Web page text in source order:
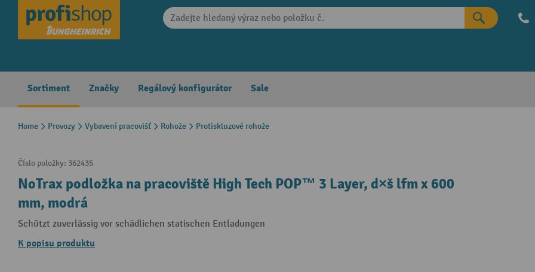
Skip to main navigation
Sortiment Značky Regálový konfigurátor Sale
Home Provozy Vybavení pracovišť Rohože Protiskluzové rohože
Číslo položky: 362435
NoTrax podložka na pracoviště High Tech POP™ 3 Layer, d×š lfm x 600
mm, modrá
Schützt zuverlässig vor schädlichen statischen Entladungen
K popisu produktu